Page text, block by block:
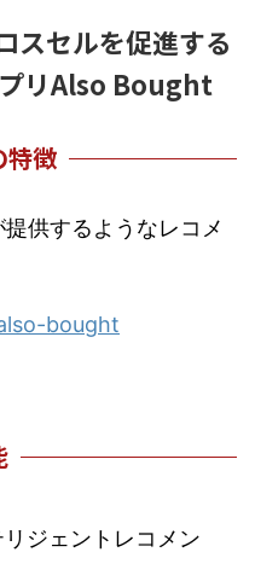
スセルを促進する
リAlso Bought
特徴
供するようなレコメ
bought
ジェントレコメン